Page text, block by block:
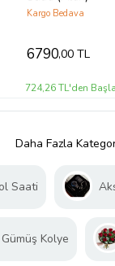
Kargo Bedava
6790,00 TL
724,26 TL'den
Daha Fazla
Saati
Gümüş Kolye